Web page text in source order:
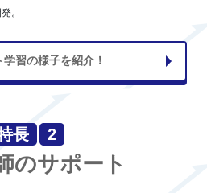
。
習の様子を紹介！
長 2
のサポート